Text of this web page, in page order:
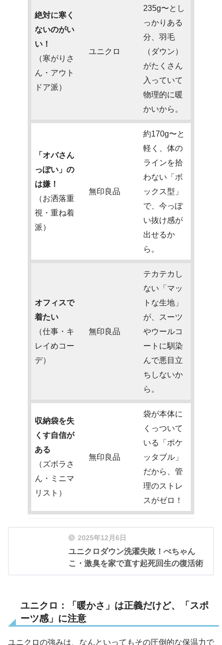
絶対に寒く
ないのがい
い！
（寒がりさ
ん・アウト
ドア派）
ユニクロ
235g〜とし
っかりある
分、羽毛
（ダウン）
がたくさん
入っていて
物理的に暖
かいから。
「オバさん
っぽい」の
は嫌！
（お洒落重
視・重ね着
派）
無印良品
約170g〜と
軽く、体の
ラインを拾
わない「ボ
ックス型」
で、今っぽ
い抜け感が
出せるか
ら。
オフィスで
着たい
（仕事・キ
レイめコー
デ）
無印良品
テカテカし
ない「マッ
トな生地」
が、スーツ
やウールコ
ートに馴染
んで悪目立
ちしないか
ら。
収納袋を失
くす自信が
ある
（ズボラさ
ん・ミニマ
リスト）
無印良品
袋が本体に
くっついて
いる「ポケ
ッタブル」
だから、管
理のストレ
スがゼロ！
2025年12月6日
ユニクロダウン洗濯失敗！ぺちゃん
こ・激臭を家で直す起死回生の復活術
ユニクロ：「暖かさ」は正義だけど、「スポ
ーツ感」に注意
ユニクロの強みは、なんといってもその圧倒的な保温力で